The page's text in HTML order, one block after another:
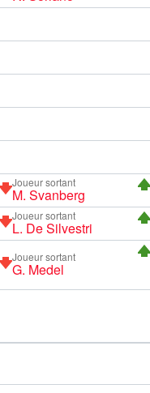
Joueur sortant
M. Svanberg
Joueur sortant
L. De Silvestri
Joueur sortant
G. Medel